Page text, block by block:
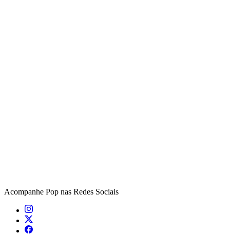
Acompanhe Pop nas Redes Sociais